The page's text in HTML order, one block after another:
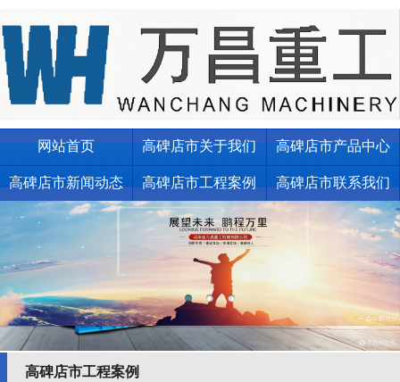
网站首页 高碑店市关于我们 高碑店市产品中心
高碑店市新闻动态 高碑店市工程案例 高碑店市联系我们
高碑店市工程案例